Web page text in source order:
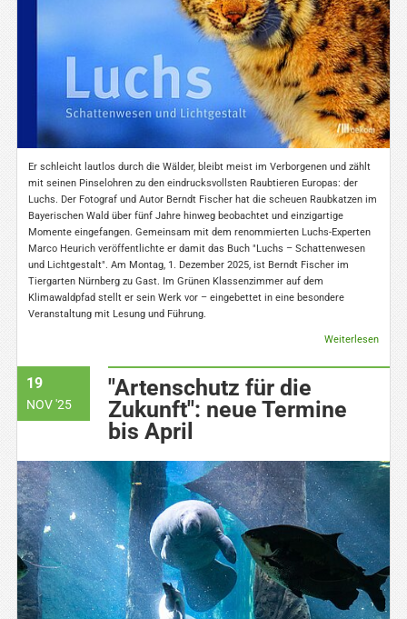
Er schleicht lautlos durch die Wälder, bleibt meist im Verborgenen und zählt
mit seinen Pinselohren zu den eindrucksvollsten Raubtieren Europas: der
Luchs. Der Fotograf und Autor Berndt Fischer hat die scheuen Raubkatzen im
Bayerischen Wald über fünf Jahre hinweg beobachtet und einzigartige
Momente eingefangen. Gemeinsam mit dem renommierten Luchs-Experten
Marco Heurich veröffentlichte er damit das Buch "Luchs – Schattenwesen
und Lichtgestalt". Am Montag, 1. Dezember 2025, ist Berndt Fischer im
Tiergarten Nürnberg zu Gast. Im Grünen Klassenzimmer auf dem
Klimawaldpfad stellt er sein Werk vor – eingebettet in eine besondere
Veranstaltung mit Lesung und Führung.
Weiterlesen
19
NOV '25
"Artenschutz für die
Zukunft": neue Termine
bis April